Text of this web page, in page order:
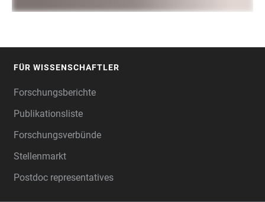
FÜR WISSENSCHAFTLER
Forschungsberichte
Publikationsliste
Forschungsverbünde
Stellenmarkt
Postdoc representatives